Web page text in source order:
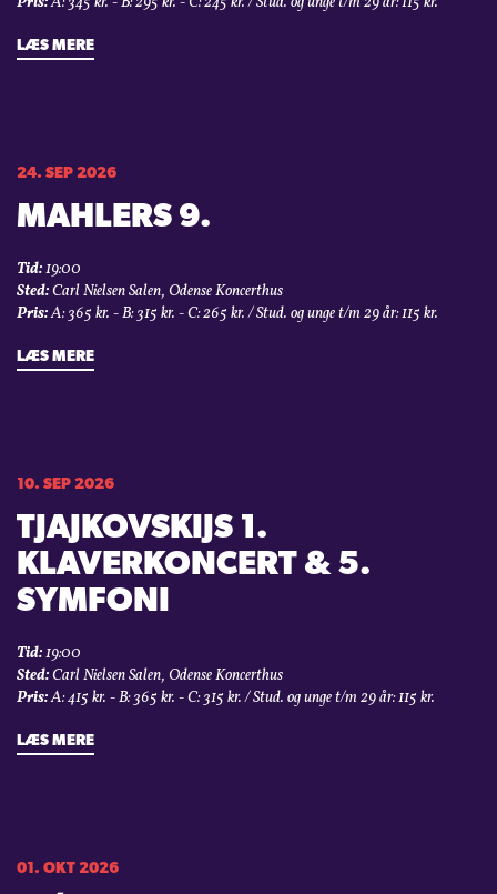
LÆS MERE
24. SEP 2026
MAHLERS 9.
Tid:19:00
Sted:Carl Nielsen Salen, Odense Koncerthus
Pris:A: 365 kr. - B: 315 kr. - C: 265 kr. / Stud. og unge t/m 29 år: 115 kr.
LÆS MERE
10. SEP 2026
TJAJKOVSKIJS 1.
KLAVERKONCERT & 5.
SYMFONI
Tid:19:00
Sted:Carl Nielsen Salen, Odense Koncerthus
Pris:A: 415 kr. - B: 365 kr. - C: 315 kr. / Stud. og unge t/m 29 år: 115 kr.
LÆS MERE
01. OKT 2026